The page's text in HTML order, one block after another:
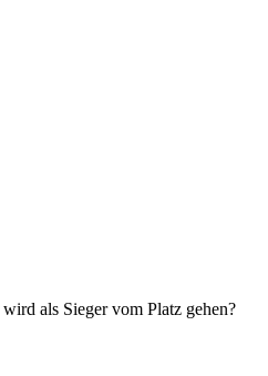
als Sieger vom Platz gehen?